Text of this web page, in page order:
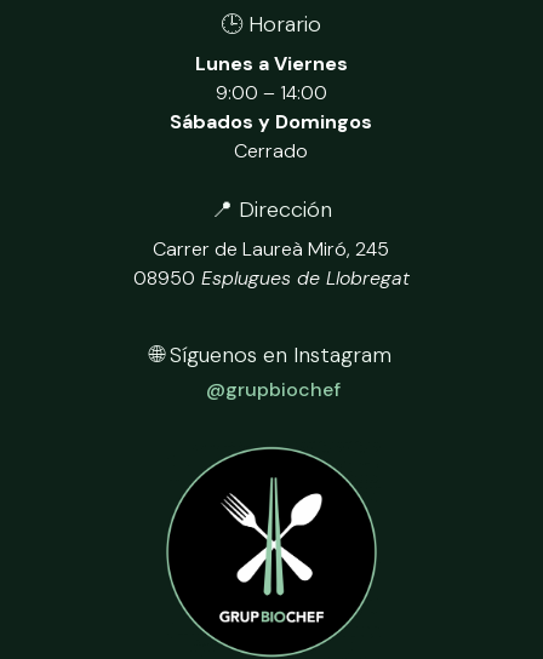
🕒 Horario
Lunes a Viernes
9:00 – 14:00
Sábados y Domingos
Cerrado
📍 Dirección
Carrer de Laureà Miró, 245
08950 Esplugues de Llobregat
🌐 Síguenos en Instagram
@grupbiochef